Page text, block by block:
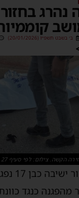
נהרג
ב׳ בשבט תשפ״ו (20/01/2026)
הקשה. צילום: לפי סעיף 27 א
לפני
מהפגנה כנגד